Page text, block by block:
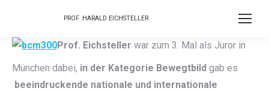
PROF. HARALD EICHSTELLER
Prof. Eichsteller war zum 3. Mal als Juror in
München dabei, in der Kategorie Bewegtbild gab es
beeindruckende nationale und internationale